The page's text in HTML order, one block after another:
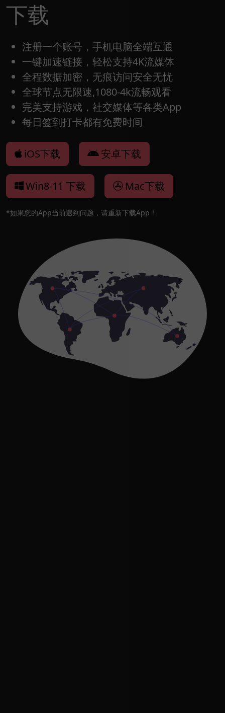
下载
注册一个账号，手机电脑全端互通
一键加速链接，轻松支持4K流媒体
全程数据加密，无痕访问安全无忧
全球节点无限速,1080-4k流畅观看
完美支持游戏，社交媒体等各类App
每日签到打卡都有免费时间
iOS下载 安卓下载
Win8-11 下载 Mac下载
*如果您的App当前遇到问题，请重新下载App！